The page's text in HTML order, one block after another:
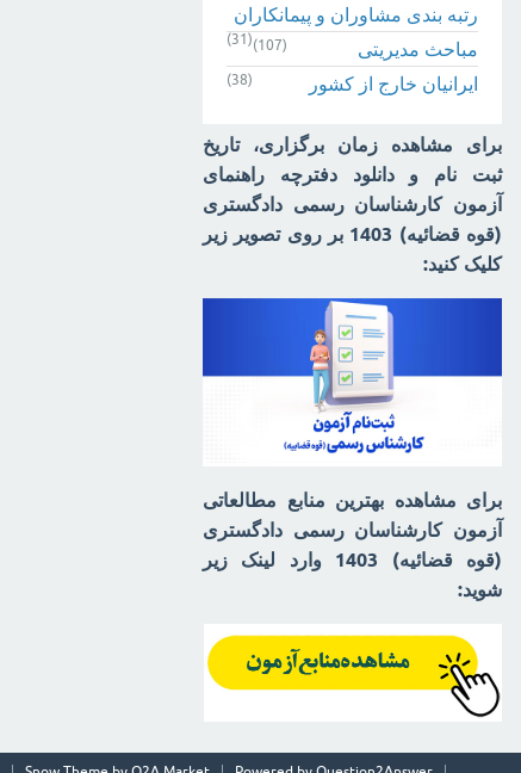
رتبه بندی مشاوران و پیمانکاران
(31) مباحث مدیریتی (107)
ایرانیان خارج از کشور (38)
برای مشاهده زمان برگزاری، تاریخ
ثبت نام و دانلود دفترچه راهنمای
آزمون کارشناسان رسمی دادگستری
(قوه قضائیه) 1403 بر روی تصویر زیر
کلیک کنید:
برای مشاهده بهترین منابع مطالعاتی
آزمون کارشناسان رسمی دادگستری
(قوه قضائیه) 1403 وارد لینک زیر
شوید: